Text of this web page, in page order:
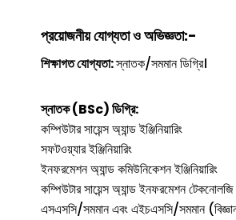
প্রয়োজনীয় যোগ্যতা ও অভিজ্ঞতা:-
শিক্ষাগত যোগ্যতা:স্নাতক/সমমান ডিগ্রি।
স্নাতক (BSc) ডিগ্রি:
কম্পিউটার সায়েন্স অ্যান্ড ইঞ্জিনিয়ারিং
সফটওয়্যার ইঞ্জিনিয়ারিং
ইনফরমেশন অ্যান্ড কমিউনিকেশন ইঞ্জিনিয়ারিং
কম্পিউটার সায়েন্স অ্যান্ড ইনফরমেশন টেকনোলজি
এসএসসি/সমমান এবং এইচএসসি/সমমান